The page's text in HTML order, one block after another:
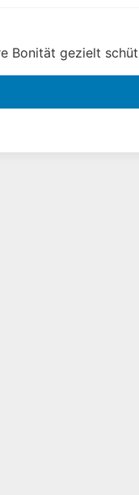
Bonität gezielt